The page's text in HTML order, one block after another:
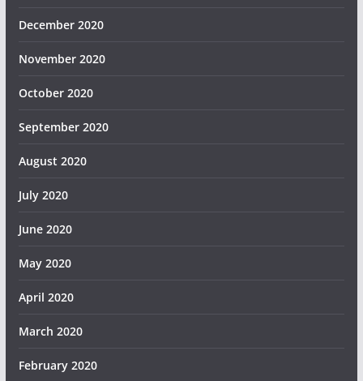
December 2020
November 2020
October 2020
September 2020
August 2020
July 2020
June 2020
May 2020
April 2020
March 2020
February 2020